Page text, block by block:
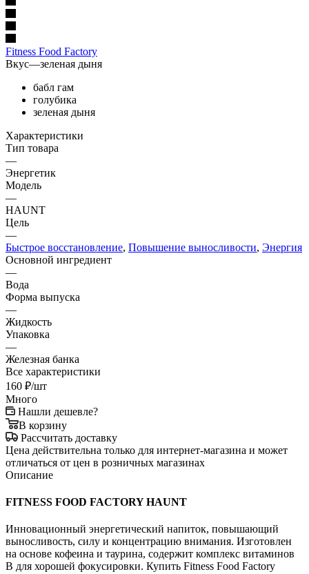
Fitness Food Factory
Вкус—зеленая дыня
бабл гам
голубика
зеленая дыня
Характеристики
Тип товара
—
Энергетик
Модель
—
HAUNT
Цель
—
Быстрое восстановление, Повышение выносливости, Энергия
Основной ингредиент
—
Вода
Форма выпуска
—
Жидкость
Упаковка
—
Железная банка
Все характеристики
160 ₽/шт
Много
Нашли дешевле?
В корзину
Рассчитать доставку
Цена действительна только для интернет-магазина и может
отличаться от цен в розничных магазинах
Описание
FITNESS FOOD FACTORY HAUNT
Инновационный энергетический напиток, повышающий
выносливость, силу и концентрацию внимания. Изготовлен
на основе кофеина и таурина, содержит комплекс витаминов
B для хорошей фокусировки. Купить Fitness Food Factory